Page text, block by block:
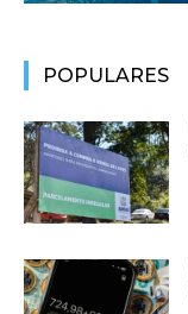
POPULARES